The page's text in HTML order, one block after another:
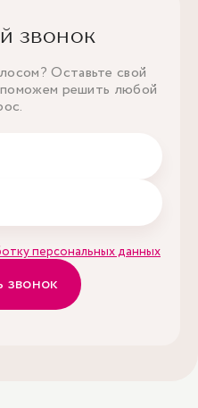
звонок
Оставьте свой
решить любой
персональных данных
звонок